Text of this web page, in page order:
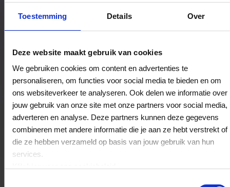
Toestemming Details Over
Deze website maakt gebruik van cookies
We gebruiken cookies om content en advertenties te
personaliseren, om functies voor social media te bieden en om
ons websiteverkeer te analyseren. Ook delen we informatie over
jouw gebruik van onze site met onze partners voor social media,
adverteren en analyse. Deze partners kunnen deze gegevens
combineren met andere informatie die je aan ze hebt verstrekt of
die ze hebben verzameld op basis van jouw gebruik van hun
services.
Bestedingslocaties
Simla Indiaas Tandoori Restaurant
Stationsstraat 17
6131AX
Veelgestelde Vragen